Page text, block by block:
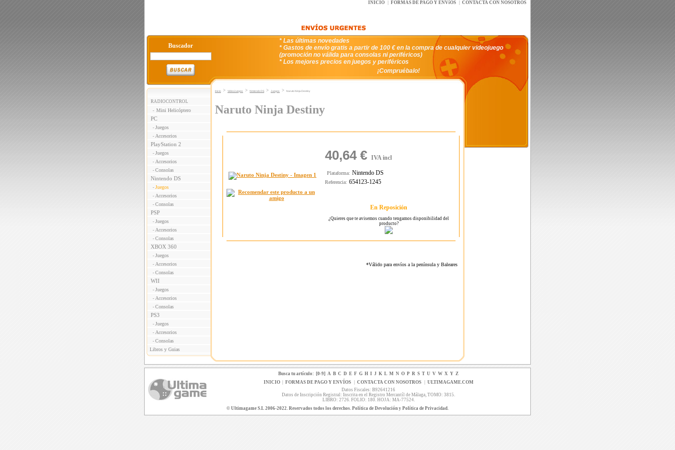
INICIO FORMAS DE PAGO Y ENVíOS CONTACTA CON NOSOTROS
Buscador
* Las últimas novedades
* Gastos de envío gratis a partir de 100 € en la compra de cualquier videojuego
(promoción no válida para consolas ni periféricos)
* Los mejores precios en juegos y periféricos
¡Compruébalo!
RADIOCONTROL
- Mini Helicóptero
PC
- Juegos
- Accesorios
PlayStation 2
- Juegos
- Accesorios
- Consolas
Nintendo DS
- Juegos
- Accesorios
- Consolas
PSP
- Juegos
- Accesorios
- Consolas
XBOX 360
- Juegos
- Accesorios
- Consolas
WII
- Juegos
- Accesorios
- Consolas
PS3
- Juegos
- Accesorios
- Consolas
Libros y Guias
Inicio > VideoJuegos > Nintendo DS > Juegos > Naruto Ninja Destiny
Naruto Ninja Destiny
40,64 € IVA incl
Plataforma: Nintendo DS
Referencia: 654123-1245
En Reposición
¿Quieres que te avisemos cuando tengamos disponibilidad del
producto?
*Válido para envíos a la península y Baleares
Busca tu artículo: [0-9] A B C D E F G H I J K L M N O P R S T U V W X Y Z
INICIO| FORMAS DE PAGO Y ENVÍOS| CONTACTA CON NOSOTROS| ULTIMAGAME.COM
Datos Fiscales: B92641216
Datos de Inscripción Registral: Inscrita en el Registro Mercantíl de Málaga, TOMO: 3815.
LIBRO: 2726. FOLIO: 180. HOJA: MA-77524.
© Ultimagame S.L 2006-2022. Reservados todos los derechos. Política de Devolución y Política de Privacidad.